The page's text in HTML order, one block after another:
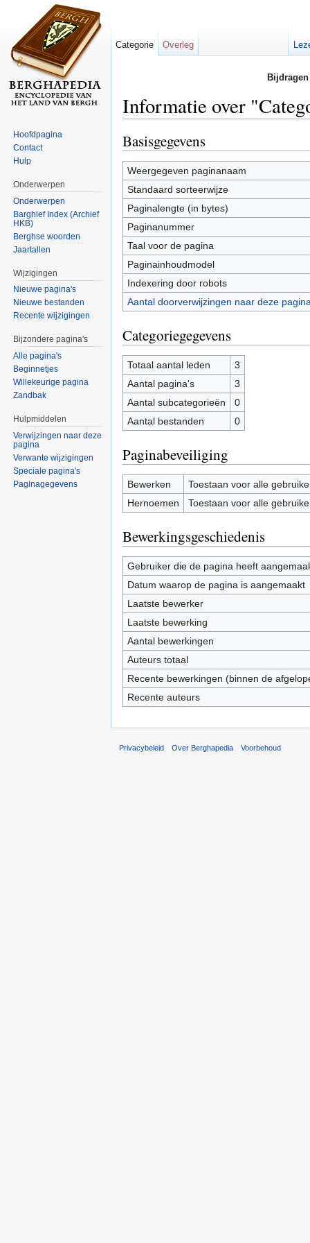
Informatie over
Basisgegevens
Weergegeven paginanaam
Standaard sorteerwijze
Paginalengte (in bytes)
Paginanummer
Taal voor de pagina
Paginainhoudmodel
Indexering door robots
Aantal doorverwijzingen naar deze
Categoriegegevens
Totaal aantal leden
3
Aantal pagina's
3
Aantal subcategorieën
0
Aantal bestanden
0
Paginabeveiliging
Bewerken
Toestaan voor alle
Hernoemen
Toestaan voor alle
Bewerkingsgeschiedenis
Gebruiker die de pagina heeft
Datum waarop de pagina is aangemaakt
Laatste bewerker
Laatste bewerking
Aantal bewerkingen
Auteurs totaal
Recente bewerkingen (binnen de
Recente auteurs
Categorie Overleg
Hoofdpagina
Contact
Hulp
Onderwerpen
Onderwerpen
Barghief Index (Archief
HKB)
Berghse woorden
Jaartallen
Wijzigingen
Nieuwe pagina's
Nieuwe bestanden
Recente wijzigingen
Bijzondere pagina's
Alle pagina's
Beginnetjes
Willekeurige pagina
Zandbak
Hulpmiddelen
Verwijzingen naar deze
pagina
Verwante wijzigingen
Speciale pagina's
Paginagegevens
Privacybeleid Over Berghapedia Voorbehoud